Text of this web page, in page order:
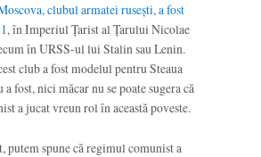
clubul armatei rusești, a fost
, în Imperiul Țarist al Țarului Nicolae
în URSS-ul lui Stalin sau Lenin.
club a fost modelul pentru Steaua
fost, nici măcar nu se poate sugera că
a jucat vreun rol în această poveste.
putem spune că regimul comunist a